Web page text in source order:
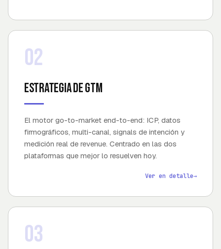
02
Estrategia de GTM
El motor go-to-market end-to-end: ICP, datos
firmográficos, multi-canal, signals de intención y
medición real de revenue. Centrado en las dos
plataformas que mejor lo resuelven hoy.
Ver en detalle→
03